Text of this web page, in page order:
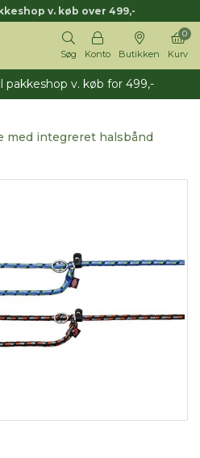
v. køb over 499,-
Søg Konto Butikken Kurv
0
pakkeshop v. køb for 499,-
med integreret halsbånd